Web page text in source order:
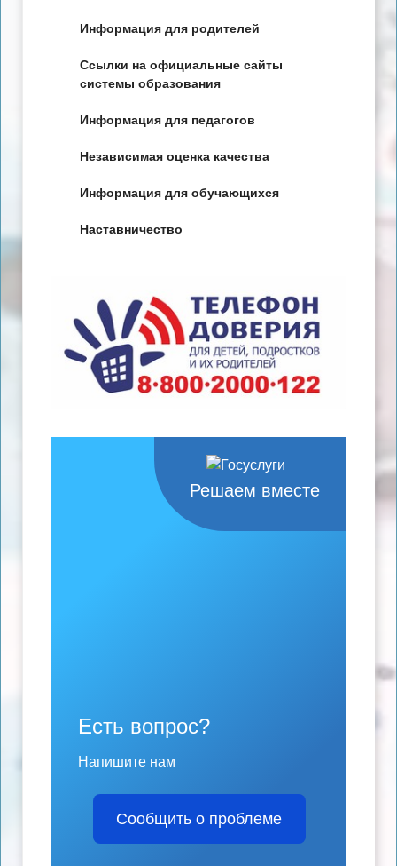
Информация для родителей
Ссылки на официальные сайты
системы образования
Информация для педагогов
Независимая оценка качества
Информация для обучающихся
Наставничество
Решаем вместе
Есть вопрос?
Напишите нам
Сообщить о проблеме